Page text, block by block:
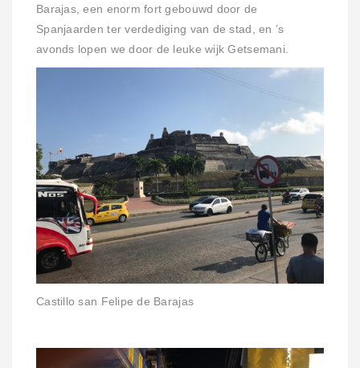
Barajas, een enorm fort gebouwd door de
Spanjaarden ter verdediging van de stad, en ’s
avonds lopen we door de leuke wijk Getsemani.
Castillo san Felipe de Barajas